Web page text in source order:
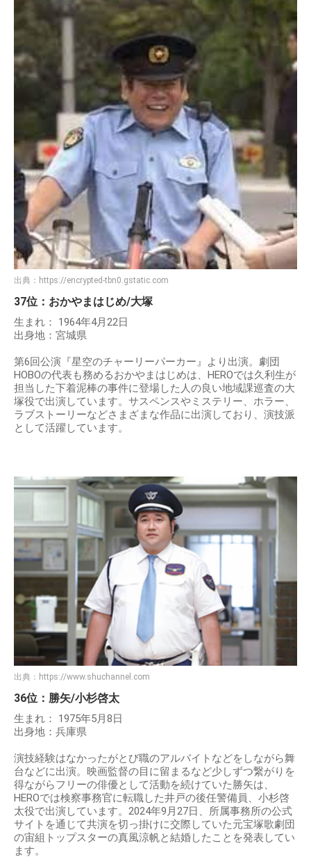
出典： https://encrypted-tbn0.gstatic.com
37位：おかやまはじめ/大塚
生まれ： 1964年4月22日
出身地：宮城県
第6回公演『星空のチャーリーパーカー』より出演。劇団
HOBOの代表も務めるおかやまはじめは、HEROでは久利生が
担当した下着泥棒の事件に登場した人の良い地域課巡査の大
塚役で出演しています。サスペンスやミステリー、ホラー、
ラブストーリーなどさまざまな作品に出演しており、演技派
として活躍しています。
出典： https://www.shuchannel.com
36位：勝矢/小杉啓太
生まれ： 1975年5月8日
出身地：兵庫県
演技経験はなかったがとび職のアルバイトなどをしながら舞
台などに出演。映画監督の目に留まるなど少しずつ繋がりを
得ながらフリーの俳優として活動を続けていた勝矢は、
HEROでは検察事務官に転職した井戸の後任警備員、小杉啓
太役で出演しています。2024年9月27日、所属事務所の公式
サイトを通じて共演を切っ掛けに交際していた元宝塚歌劇団
の宙組トップスターの真風涼帆と結婚したことを発表してい
ます。